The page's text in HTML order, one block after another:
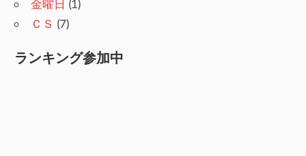
金曜日 (1)
ＣＳ (7)
ランキング参加中